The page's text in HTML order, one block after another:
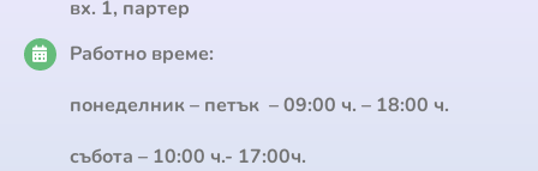
вх. 1, партер
Работно време:
понеделник – петък – 09:00 ч. – 18:00 ч.
събота – 10:00 ч.- 17:00ч.